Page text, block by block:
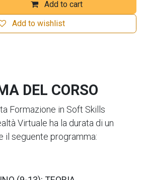
Add to cart
Add to wishlist
DEL CORSO
Formazione in Soft Skills
Virtuale ha la durata di un
il seguente programma: